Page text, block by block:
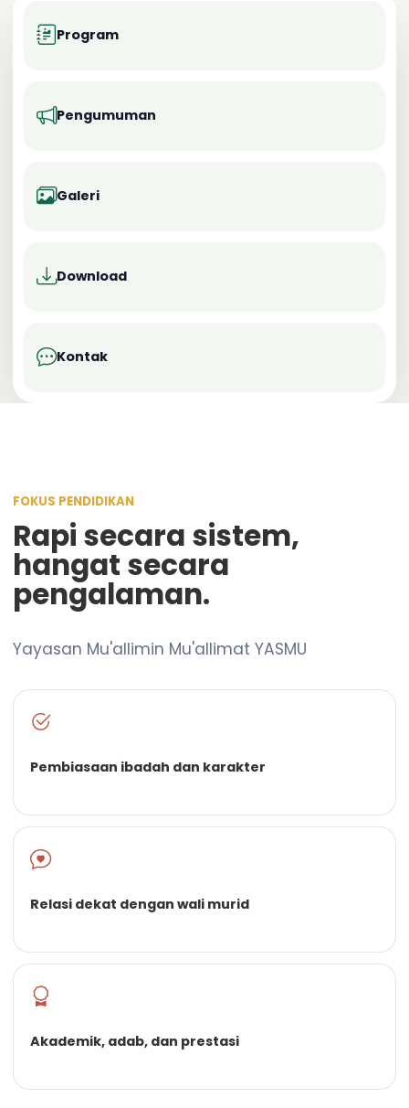
Program
Pengumuman
Galeri
Download
Kontak
FOKUS PENDIDIKAN
Rapi secara sistem,
hangat secara
pengalaman.
Yayasan Mu'allimin Mu'allimat YASMU
Pembiasaan ibadah dan karakter
Relasi dekat dengan wali murid
Akademik, adab, dan prestasi